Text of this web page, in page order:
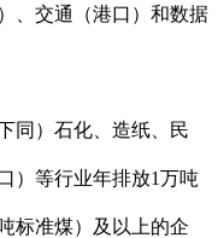
、交通（港口）和数据
）石化、造纸、民
）等行业年排放1万吨
标准煤）及以上的企